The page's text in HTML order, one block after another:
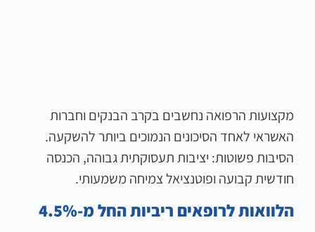
מקצועות הרפואה נחשבים בקרב הבנקים וחברות
האשראי לאחד הסיכונים הנמוכים ביותר להשקעה.
הסיבות פשוטות: יציבות תעסוקתית גבוהה, הכנסה
חודשית קבועה ופוטנציאל צמיחה משמעותי.
הלוואות לרופאים ריביות החל מ-4.5%